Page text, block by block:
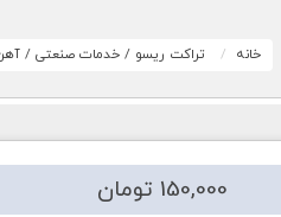
خانه تراکت ریسو / خدمات صنعتی /
150,000 تومان